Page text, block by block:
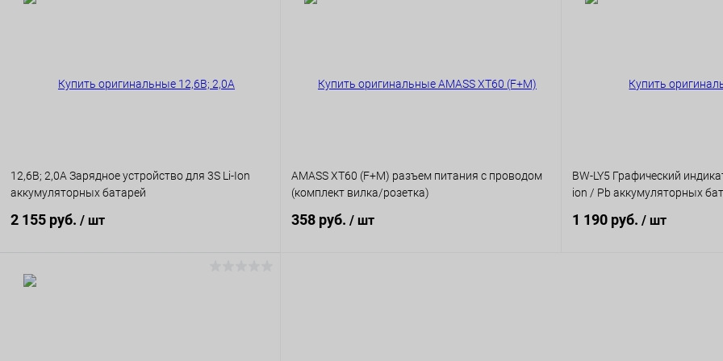
12,6В; 2,0А Зарядное устройство для 3S Li-Ion
аккумуляторных батарей
2 155 руб. / шт
AMASS XT60 (F+M) разъем питания c проводом
(комплект вилка/розетка)
358 руб. / шт
BW-LY5 Графический
ion / Pb аккумуляторных
1 190 руб. / шт